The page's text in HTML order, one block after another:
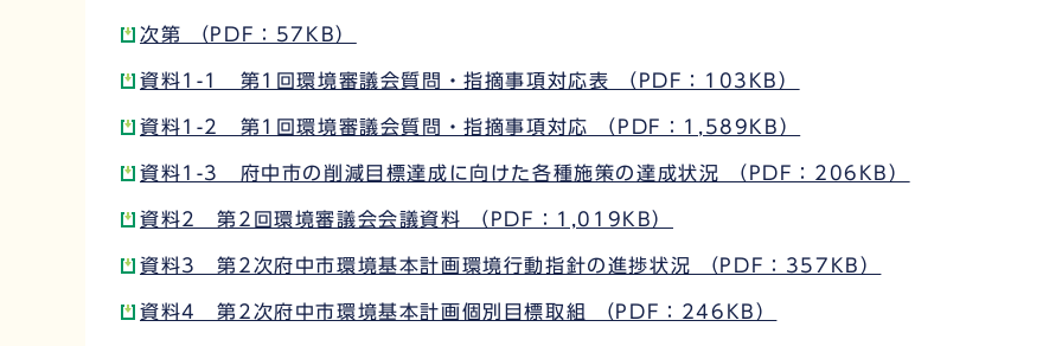
次第 （PDF：57KB）
資料1-1 第1回環境審議会質問・指摘事項対応表 （PDF：103KB）
資料1-2 第1回環境審議会質問・指摘事項対応 （PDF：1,589KB）
資料1-3 府中市の削減目標達成に向けた各種施策の達成状況 （PDF：206KB）
資料2 第2回環境審議会会議資料 （PDF：1,019KB）
資料3 第2次府中市環境基本計画環境行動指針の進捗状況 （PDF：357KB）
資料4 第2次府中市環境基本計画個別目標取組 （PDF：246KB）